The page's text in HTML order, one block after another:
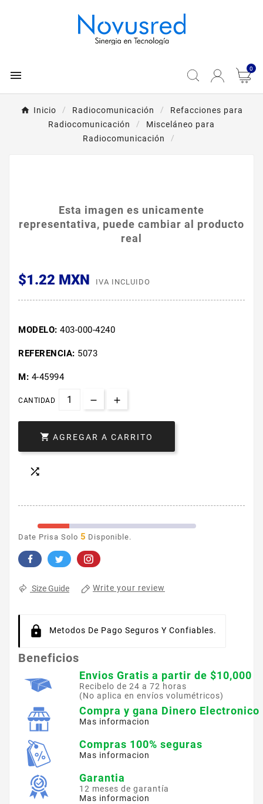
 0
Inicio Radiocomunicación
Refacciones para
Radiocomunicación
Misceláneo para
Radiocomunicación
Esta imagen es unicamente
representativa, puede cambiar al producto
real
$1.22 MXN IVA INCLUIDO
MODELO: 403-000-4240
REFERENCIA: 5073
M: 4-45994
CANTIDAD
 AGREGAR A CARRITO

Date Prisa Solo 5 Disponible.
Size Guide Write your review
Metodos De Pago Seguros Y Confiables.
Beneficios
Envios Gratis a partir de $10,000
Recibelo de 24 a 72 horas
(No aplica en envíos volumétricos)
Compra y gana Dinero Electronico
Mas informacion
Compras 100% seguras
Mas informacion
Garantia
12 meses de garantía
Mas informacion